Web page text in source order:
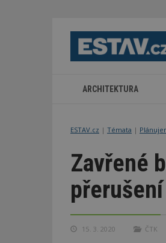
ARCHITEKTURA
ESTAV.cz Témata
Zavřené
15. 3. 2020 ČTK